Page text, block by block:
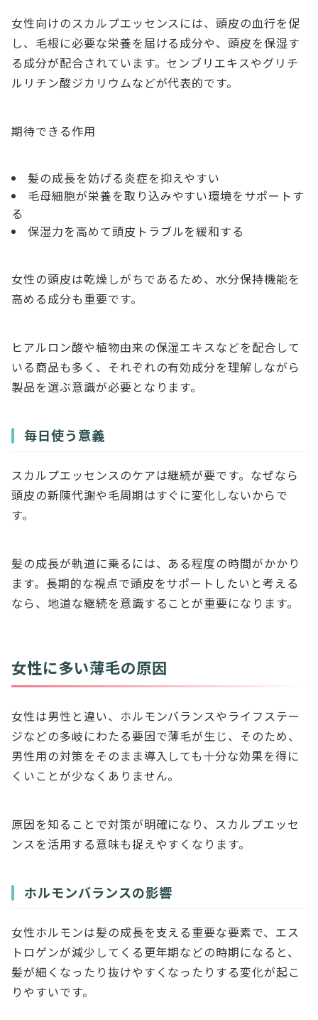
女性向けのスカルプエッセンスには、頭皮の血行を促
し、毛根に必要な栄養を届ける成分や、頭皮を保湿す
る成分が配合されています。センブリエキスやグリチ
ルリチン酸ジカリウムなどが代表的です。
期待できる作用
髪の成長を妨げる炎症を抑えやすい
毛母細胞が栄養を取り込みやすい環境をサポートす
る
保湿力を高めて頭皮トラブルを緩和する
女性の頭皮は乾燥しがちであるため、水分保持機能を
高める成分も重要です。
ヒアルロン酸や植物由来の保湿エキスなどを配合して
いる商品も多く、それぞれの有効成分を理解しながら
製品を選ぶ意識が必要となります。
毎日使う意義
スカルプエッセンスのケアは継続が要です。なぜなら
頭皮の新陳代謝や毛周期はすぐに変化しないからで
す。
髪の成長が軌道に乗るには、ある程度の時間がかかり
ます。長期的な視点で頭皮をサポートしたいと考える
なら、地道な継続を意識することが重要になります。
女性に多い薄毛の原因
女性は男性と違い、ホルモンバランスやライフステー
ジなどの多岐にわたる要因で薄毛が生じ、そのため、
男性用の対策をそのまま導入しても十分な効果を得に
くいことが少なくありません。
原因を知ることで対策が明確になり、スカルプエッセ
ンスを活用する意味も捉えやすくなります。
ホルモンバランスの影響
女性ホルモンは髪の成長を支える重要な要素で、エス
トロゲンが減少してくる更年期などの時期になると、
髪が細くなったり抜けやすくなったりする変化が起こ
りやすいです。